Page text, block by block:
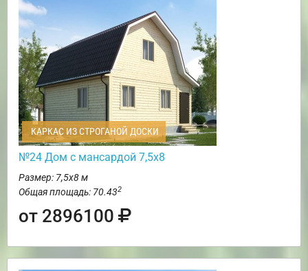
КАРКАС ИЗ СТРОГАНОЙ ДОСКИ
№24 Дом с мансардой 7,5х8
Размер: 7,5х8 м
Общая площадь: 70.432
от 2896100